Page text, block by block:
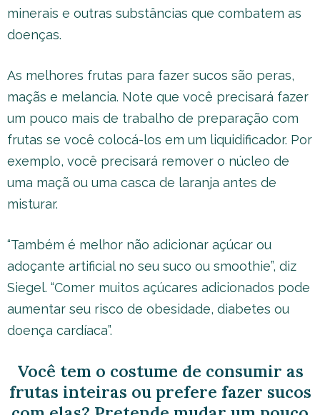
minerais e outras substâncias que combatem as
doenças.
As melhores frutas para fazer sucos são peras,
maçãs e melancia. Note que você precisará fazer
um pouco mais de trabalho de preparação com
frutas se você colocá-los em um liquidificador. Por
exemplo, você precisará remover o núcleo de
uma maçã ou uma casca de laranja antes de
misturar.
“Também é melhor não adicionar açúcar ou
adoçante artificial no seu suco ou smoothie”, diz
Siegel. “Comer muitos açúcares adicionados pode
aumentar seu risco de obesidade, diabetes ou
doença cardíaca”.
Você tem o costume de consumir as
frutas inteiras ou prefere fazer sucos